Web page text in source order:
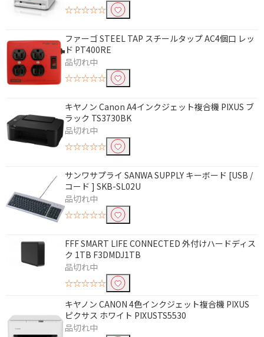
☆☆☆☆☆
ファーゴ STEEL TAP スチールタップ AC4個口 レッ
ド PT400RE
品切れ中
☆☆☆☆☆
キヤノン Canon A4インクジェット複合機 PIXUS ブ
ラック TS3730BK
品切れ中
☆☆☆☆☆
サンワサプライ SANWA SUPPLY キーボード [USB /
コード ] SKB-SL02U
品切れ中
☆☆☆☆☆
FFF SMART LIFE CONNECTED 外付けハードディス
ク 1TB F3DMDJ1TB
品切れ中
☆☆☆☆☆
キヤノン CANON 4色インクジェット複合機 PIXUS
ピクサス ホワイト PIXUSTS5530
品切れ中
条件で絞り込む
フリーワードで絞り込む
除外する
除外する にチェックを入れると、指定したワード
を除外して検索します。
価格で絞り込む
電源で絞り込む